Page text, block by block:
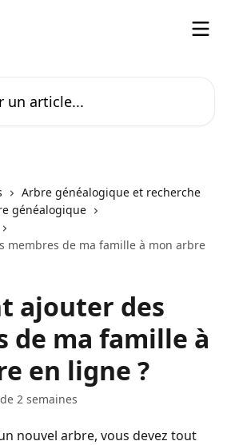
Arbre généalogique et recherche
généalogique
membres de ma famille à mon arbre
ajouter des
de ma famille à
en ligne ?
2 semaines
nouvel arbre, vous devez tout